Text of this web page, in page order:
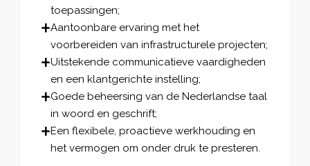
toepassingen;
Aantoonbare ervaring met het
voorbereiden van infrastructurele projecten;
Uitstekende communicatieve vaardigheden
en een klantgerichte instelling;
Goede beheersing van de Nederlandse taal
in woord en geschrift;
Een flexibele, proactieve werkhouding en
het vermogen om onder druk te presteren.